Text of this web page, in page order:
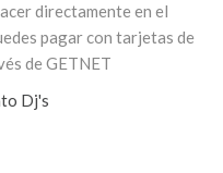
directamente en el
pagar con tarjetas de
de GETNET
Dj's